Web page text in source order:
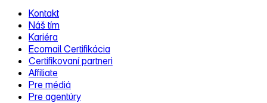
Kontakt
Náš tím
Kariéra
Ecomail Certifikácia
Certifikovaní partneri
Affiliate
Pre médiá
Pre agentúry